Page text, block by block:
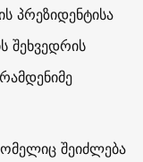
პრეზიდენტისა
შეხვედრის
შეიძლება